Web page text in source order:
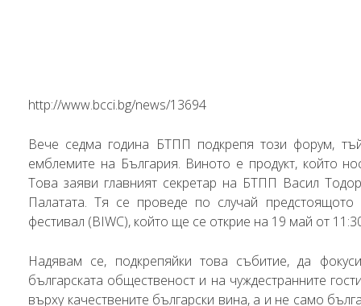
http://www.bcci.bg/news/13694
Вече седма година БТПП подкрепя този форум,
емблемите на България. Виното е продукт, който
Това заяви главният секретар на БТПП Васил
Палатата. Тя се проведе по случай
фестивал (BIWC), който ще се открие на 19 май от
Надявам се, подкрепяйки това събитие, да
българската общественост и на чуждестранните
върху качествените български вина, а и не само